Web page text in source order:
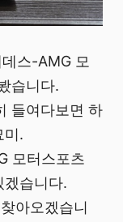
스-AMG 모
습니다.
들여다보면 하
미.
모터스포츠
겠습니다.
아오겠습니